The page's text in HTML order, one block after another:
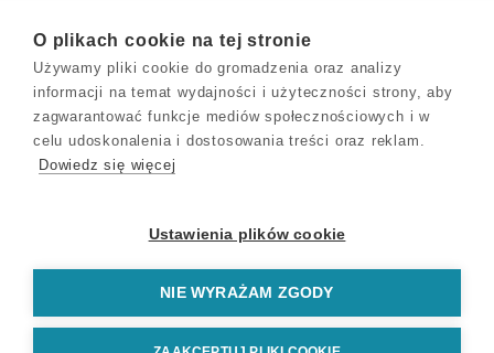
wszystkich wokół.
DŁUGI I JAK Z NICH WYJŚĆ
samopoczucie, relacje z innymi, a także na zdrowie. Życie
osób zadłużonych jest zdeterminowane myśleniem o
KONTAKT
WARUNKI UŻYTKOWANIA
O plikach cookie na tej stronie
Używamy pliki cookie do gromadzenia oraz analizy
informacji na temat wydajności i użyteczności strony, aby
zagwarantować funkcje mediów społecznościowych i w
celu udoskonalenia i dostosowania treści oraz reklam.
Dowiedz się więcej
Ustawienia plików cookie
NIE WYRAŻAM ZGODY